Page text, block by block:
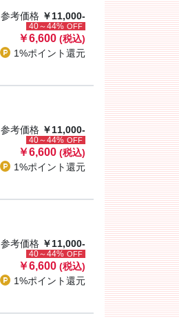
参考価格 ￥11,000-
40～44% OFF
￥6,600 (税込)
1%ポイント還元
参考価格 ￥11,000-
40～44% OFF
￥6,600 (税込)
1%ポイント還元
参考価格 ￥11,000-
40～44% OFF
￥6,600 (税込)
1%ポイント還元